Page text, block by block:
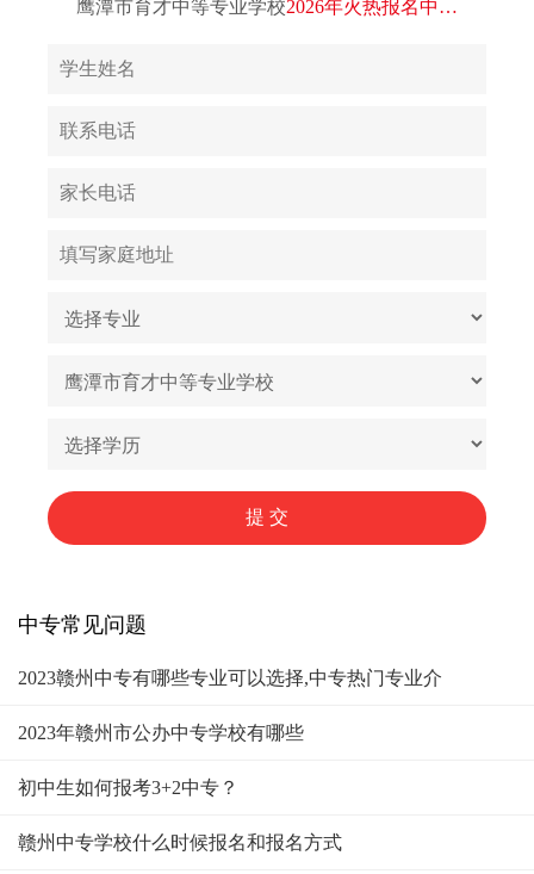
鹰潭市育才中等专业学校2026年火热报名中…
中专常见问题
2023赣州中专有哪些专业可以选择,中专热门专业介
2023年赣州市公办中专学校有哪些
初中生如何报考3+2中专？
赣州中专学校什么时候报名和报名方式